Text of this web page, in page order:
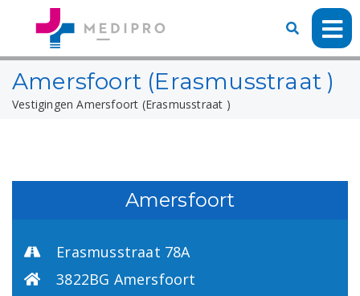
Amersfoort (Erasmusstraat )
Vestigingen Amersfoort (Erasmusstraat )
Amersfoort
Erasmusstraat 78A
3822BG Amersfoort